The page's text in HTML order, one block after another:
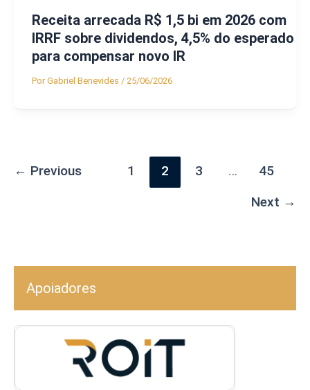
Receita arrecada R$ 1,5 bi em 2026 com
IRRF sobre dividendos, 4,5% do esperado
para compensar novo IR
PorGabriel Benevides / 25/06/2026
← Previous 1 2 3 …
45
Next →
Apoiadores